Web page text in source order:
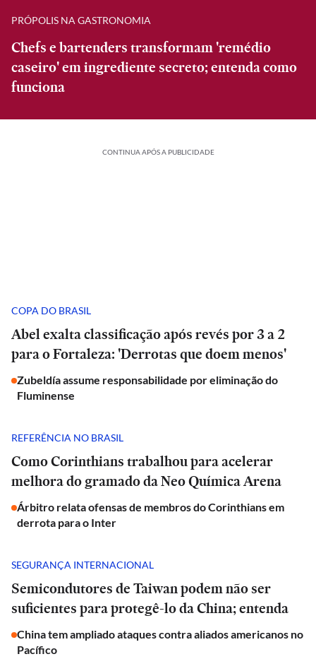
PRÓPOLIS NA GASTRONOMIA
Chefs e bartenders transformam 'remédio
caseiro' em ingrediente secreto; entenda como
funciona
CONTINUA APÓS A PUBLICIDADE
COPA DO BRASIL
Abel exalta classificação após revés por 3 a 2
para o Fortaleza: 'Derrotas que doem menos'
Zubeldía assume responsabilidade por eliminação do
Fluminense
REFERÊNCIA NO BRASIL
Como Corinthians trabalhou para acelerar
melhora do gramado da Neo Química Arena
Árbitro relata ofensas de membros do Corinthians em
derrota para o Inter
SEGURANÇA INTERNACIONAL
Semicondutores de Taiwan podem não ser
suficientes para protegê-lo da China; entenda
China tem ampliado ataques contra aliados americanos no
Pacífico